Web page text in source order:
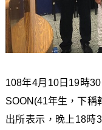
108年4月10日19時
SOON(41年生，下稱
出所表示，晚上18時